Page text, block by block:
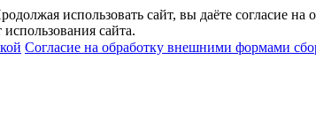
использовать сайт, вы даёте согласие
сайта.
Согласие на обработку внешними формами